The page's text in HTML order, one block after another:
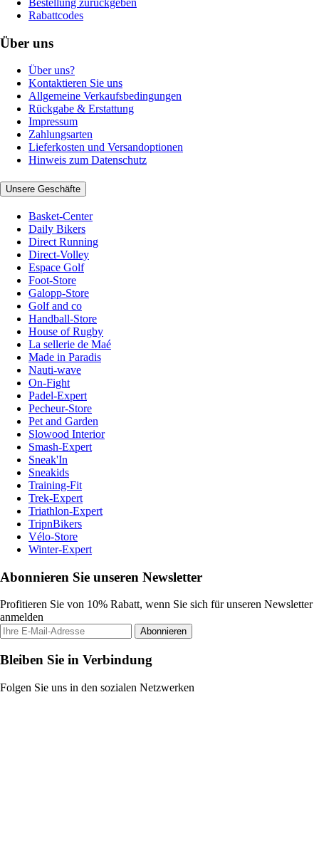
Bestellung zurückgeben
Rabattcodes
Über uns
Über uns?
Kontaktieren Sie uns
Allgemeine Verkaufsbedingungen
Rückgabe & Erstattung
Impressum
Zahlungsarten
Lieferkosten und Versandoptionen
Hinweis zum Datenschutz
Unsere Geschäfte
Basket-Center
Daily Bikers
Direct Running
Direct-Volley
Espace Golf
Foot-Store
Galopp-Store
Golf and co
Handball-Store
House of Rugby
La sellerie de Maé
Made in Paradis
Nauti-wave
On-Fight
Padel-Expert
Pecheur-Store
Pet and Garden
Slowood Interior
Smash-Expert
Sneak'In
Sneakids
Training-Fit
Trek-Expert
Triathlon-Expert
TripnBikers
Vélo-Store
Winter-Expert
Abonnieren Sie unseren Newsletter
Profitieren Sie von 10% Rabatt, wenn Sie sich für unseren Newsletter
anmelden
Abonnieren
Bleiben Sie in Verbindung
Folgen Sie uns in den sozialen Netzwerken